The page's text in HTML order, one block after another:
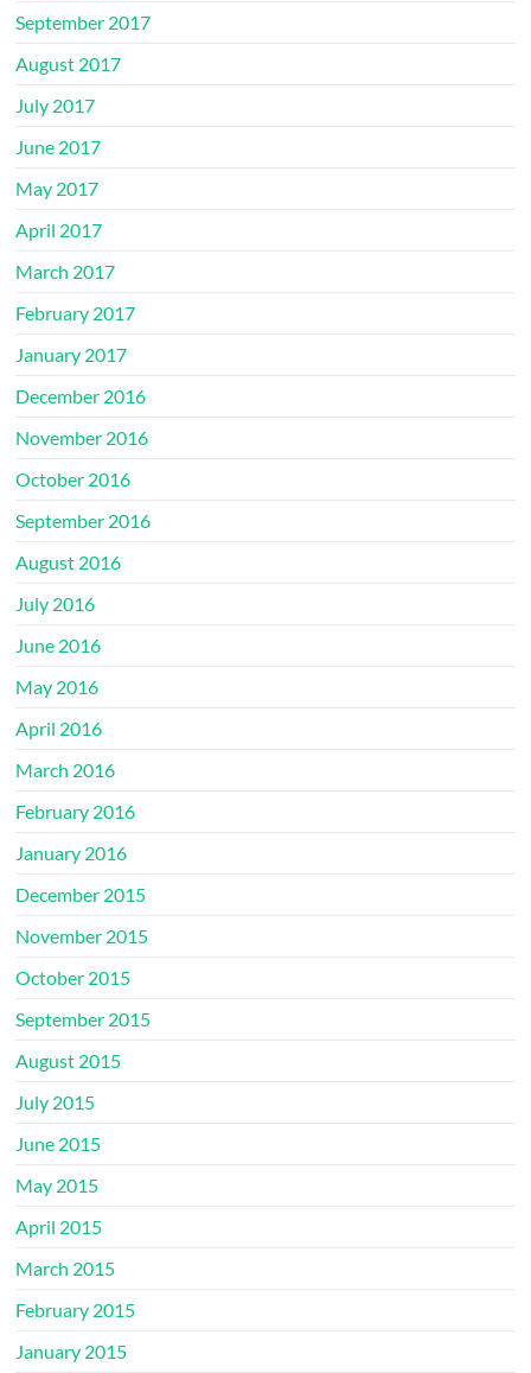
September 2017
August 2017
July 2017
June 2017
May 2017
April 2017
March 2017
February 2017
January 2017
December 2016
November 2016
October 2016
September 2016
August 2016
July 2016
June 2016
May 2016
April 2016
March 2016
February 2016
January 2016
December 2015
November 2015
October 2015
September 2015
August 2015
July 2015
June 2015
May 2015
April 2015
March 2015
February 2015
January 2015